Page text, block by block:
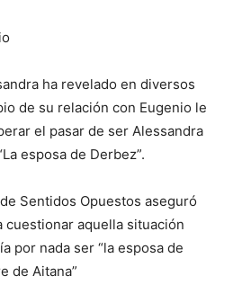
ha revelado en diversos
de su relación con Eugenio le
el pasar de ser Alessandra
esposa de Derbez”.
Sentidos Opuestos aseguró
cuestionar aquella situación
por nada ser “la esposa de
de Aitana”